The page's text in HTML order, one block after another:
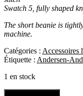
Swatch 5, fully shaped
The short beanie is
machine.
Catégories : Accessoires
Étiquette : Andersen-
1 en stock